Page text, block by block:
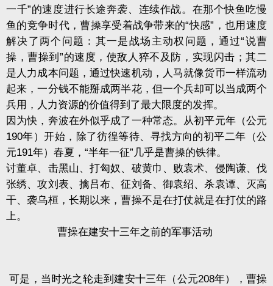
一千”的速度进行长途奔袭、连续作战。在那个快鱼吃慢
鱼的竞争时代，曹操享受着战争带来的“快感”，也用速度
解决了两个问题：其一是战场主动权问题，通过“说曹
操，曹操到”的速度，使敌人猝不及防，实现闪击；其二
是人力成本问题，通过快速机动，人马就像货币一样流动
起来，一分钱不能掰成两半花，但一个兵却可以当成两个
兵用，人力资源的价值得到了最大限度的发挥。
因为快，奔波在外似乎成了一种常态。从初平元年（公元
190年）开始，除了彷徨等待、寻找方向的初平二年（公
元191年）春夏，“半年一征”几乎是曹操的铁律。
讨董卓、击黑山、打匈奴、破黄巾、败袁术、侵陶谦、伐
张绣、攻刘表、擒吕布、征刘备、御袁绍、杀袁谭、灭高
干、袭乌桓，长期以来，曹操不是在打仗就是在打仗的路
上。
曹操在建安十三年之前的军事活动
可是，当时光之轮走到建安十三年（公元208年），曹操